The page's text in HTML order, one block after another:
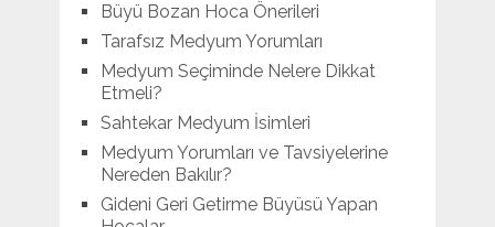
Büyü Bozan Hoca Önerileri
Tarafsız Medyum Yorumları
Medyum Seçiminde Nelere Dikkat
Etmeli?
Sahtekar Medyum İsimleri
Medyum Yorumları ve Tavsiyelerine
Nereden Bakılır?
Gideni Geri Getirme Büyüsü Yapan